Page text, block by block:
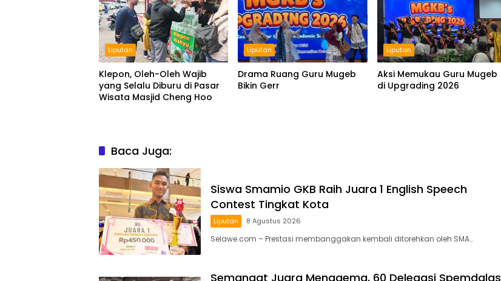
Liputan
Klepon, Oleh-Oleh Wajib
yang Selalu Diburu di Pasar
Wisata Masjid Cheng Hoo
Liputan
Drama Ruang Guru Mugeb
Bikin Gerr
Liputan
Aksi Memukau Guru Mugeb
di Upgrading 2026
Baca Juga:
Siswa Smamio GKB Raih Juara 1 English Speech
Contest Tingkat Kota
Liputan 8 Agustus 2026
Selawe.com – Prestasi membanggakan kembali ditorehkan oleh SMA…
Semangat Juara Menggema, 60 Delegasi Spemdalas